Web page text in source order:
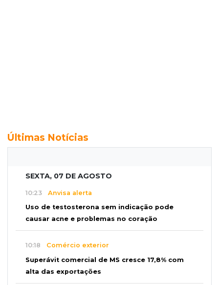
Últimas Notícias
SEXTA, 07 DE AGOSTO
10:23 Anvisa alerta
Uso de testosterona sem indicação pode
causar acne e problemas no coração
10:18 Comércio exterior
Superávit comercial de MS cresce 17,8% com
alta das exportações